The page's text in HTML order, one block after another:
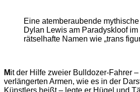
Eine atemberaubende
Dylan Lewis am Paradyskloof
rätselhafte Namen wie „trans
Mit der Hilfe zweier Bulldozer-Fahrer
verlängerten Armen, wie es in der
Künstlers heißt – legte er Hügel und